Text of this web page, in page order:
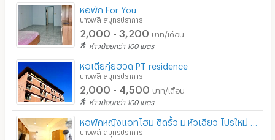
หอพัก For You
บางพลี สมุทรปราการ
2,000 - 3,200 บาท/เดือน
ห่างน้อยกว่า 100 เมตร
หอเตียกุ่ยฮวด PT residence
บางพลี สมุทรปราการ
2,000 - 4,500 บาท/เดือน
ห่างน้อยกว่า 100 เมตร
บางพลี สมุทรปราการ